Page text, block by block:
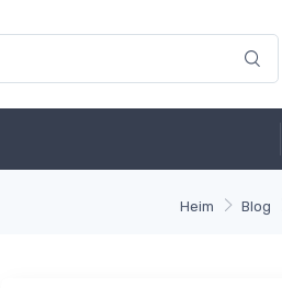
Heim Blog